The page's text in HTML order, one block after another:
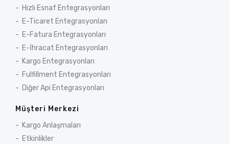
Hızlı Esnaf Entegrasyonları
E-Ticaret Entegrasyonları
E-Fatura Entegrasyonları
E-İhracat Entegrasyonları
Kargo Entegrasyonları
Fulfillment Entegrasyonları
Diğer Api Entegrasyonları
Müşteri Merkezi
Kargo Anlaşmaları
Etkinlikler